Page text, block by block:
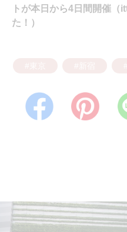
トが本日から4日間開催（
た！）